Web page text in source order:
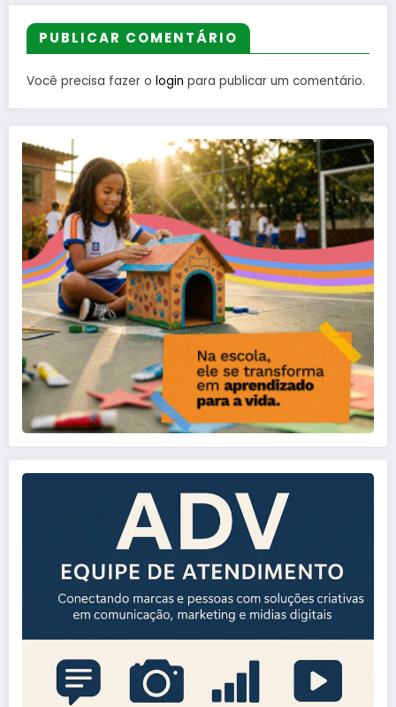
PUBLICAR COMENTÁRIO
Você precisa fazer o login para publicar um comentário.